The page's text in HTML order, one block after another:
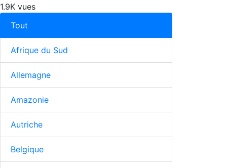
1.9K vues
Tout
Afrique du Sud
Allemagne
Amazonie
Autriche
Belgique